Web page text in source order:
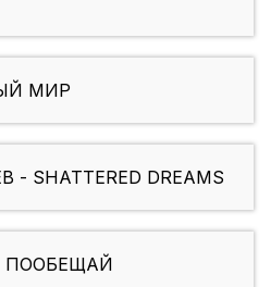
МИР
SHATTERED DREAMS